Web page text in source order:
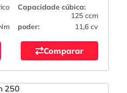
Capacidade cúbica:
125 ccm
poder: 11,6 cv
Comparar